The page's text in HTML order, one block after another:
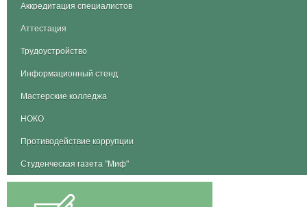
Аккредитация специалистов
Аттестация
Трудоустройство
Информационный стенд
Мастерские колледжа
НОКО
Противодействие коррупции
Студенческая газета "Миф"